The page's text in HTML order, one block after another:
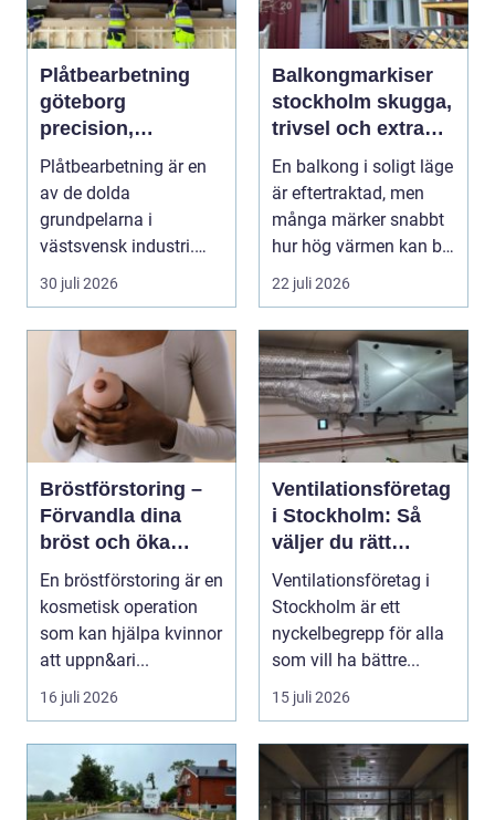
Plåtbearbetning
göteborg
precision,
hållbarhet och
smarta lösningar
Plåtbearbetning är en
av de dolda
grundpelarna i
västsvensk industri.
Allt från marina
anläggningar ...
30 juli 2026
Balkongmarkiser
stockholm skugga,
trivsel och extra
rum utomhus
En balkong i soligt läge
är eftertraktad, men
många märker snabbt
hur hög värmen kan bli
under somma...
22 juli 2026
Bröstförstoring –
Förvandla dina
bröst och öka
självförtroendet
En bröstförstoring är en
kosmetisk operation
som kan hjälpa kvinnor
att uppn&ari...
16 juli 2026
Ventilationsföretag
i Stockholm: Så
väljer du rätt
expert på frisk luft
Ventilationsföretag i
Stockholm är ett
nyckelbegrepp för alla
som vill ha bättre...
15 juli 2026